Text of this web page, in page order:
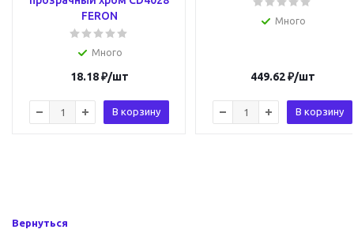
FERON
Много
18.18₽/шт
В корзину
Много
449.62₽/шт
В корзину
Вернуться